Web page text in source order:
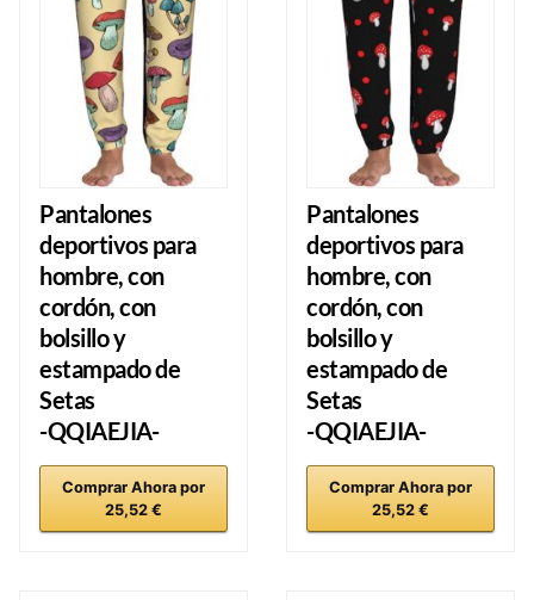
Pantalones
deportivos para
hombre, con
cordón, con
bolsillo y
estampado de
Setas
-QQIAEJIA-
Comprar Ahora por
25,52 €
Pantalones
deportivos para
hombre, con
cordón, con
bolsillo y
estampado de
Setas
-QQIAEJIA-
Comprar Ahora por
25,52 €